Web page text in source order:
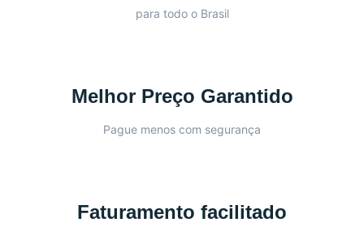
para todo o Brasil
Melhor Preço Garantido
Pague menos com segurança
Faturamento facilitado